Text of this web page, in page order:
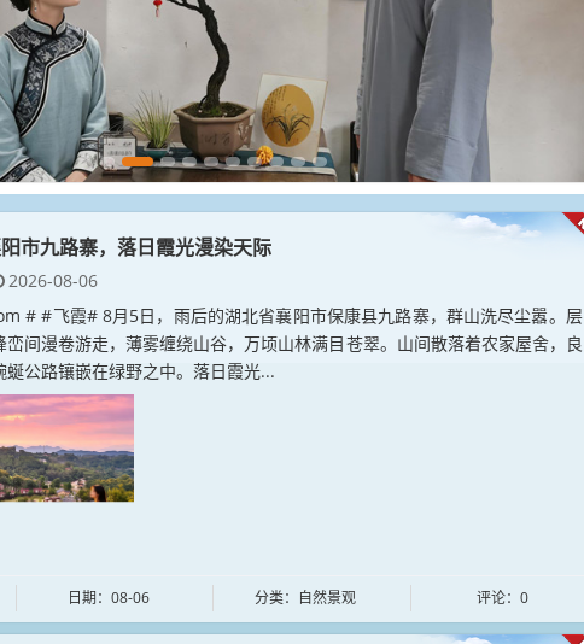
市九路寨，落日霞光漫染天际
2026-08-06
# #飞霞# 8月5日，雨后的湖北省襄阳市保康县九路寨，群山洗尽尘嚣。层
峦间漫卷游走，薄雾缠绕山谷，万顷山林满目苍翠。山间散落着农家屋舍，良
蜒公路镶嵌在绿野之中。落日霞光...
日期：08-06 分类：自然景观 评论：0